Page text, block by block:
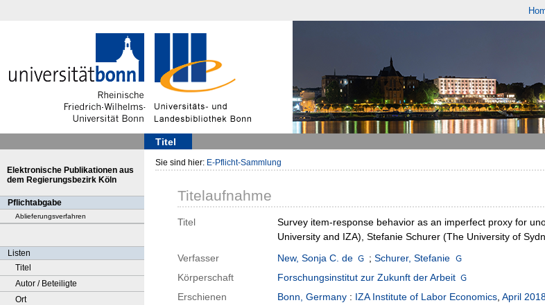
Titel
Elektronische Publikationen aus
dem Regierungsbezirk Köln
Pflichtabgabe
Ablieferungsverfahren
Listen
Titel
Autor / Beteiligte
Ort
Sie sind hier: E-Pflicht-Sammlung
Titelaufnahme
Titel
Survey item-response behavior as an imperfect proxy for
University and IZA), Stefanie Schurer (The University of
Verfasser
New, Sonja C. de ; Schurer, Stefanie
Körperschaft
Forschungsinstitut zur Zukunft der Arbeit
Erschienen
Bonn, Germany : IZA Institute of Labor Economics, April